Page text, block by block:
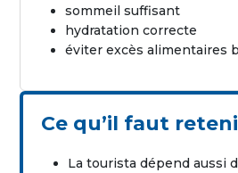
sommeil suffisant
hydratation correcte
éviter excès alimentaires
Ce qu’il faut
La tourista dépend aussi